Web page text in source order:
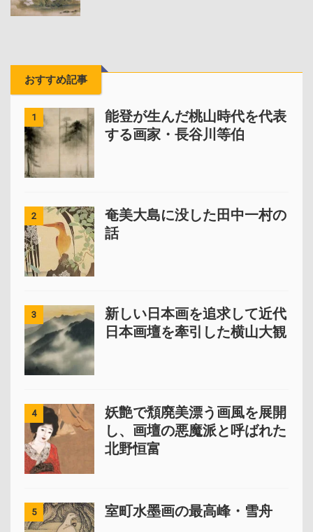
おすすめ記事
1
能登が生んだ桃山時代を代表
する画家・長谷川等伯
2
奄美大島に没した田中一村の
話
3
新しい日本画を追求して近代
日本画壇を牽引した横山大観
4
妖艶で頽廃美漂う画風を展開
し、画壇の悪魔派と呼ばれた
北野恒富
5 室町水墨画の最高峰・雪舟